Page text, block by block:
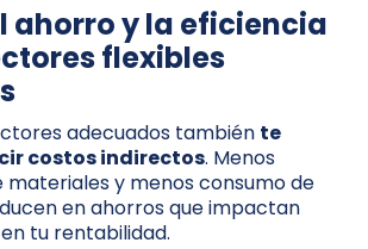
ahorro y la eficiencia
flexibles
adecuados también te
costos indirectos. Menos
materiales y menos consumo de
en ahorros que impactan
tu rentabilidad.